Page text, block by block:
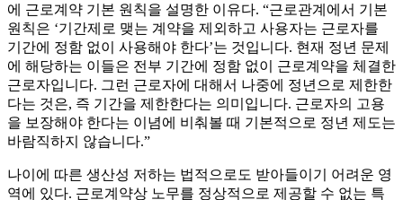
에 근로계약 기본 원칙을 설명한 이유다. “근로관계에서 기본
원칙은 ‘기간제로 맺는 계약을 제외하고 사용자는 근로자를
기간에 정함 없이 사용해야 한다’는 것입니다. 현재 정년 문제
에 해당하는 이들은 전부 기간에 정함 없이 근로계약을 체결한
근로자입니다. 그런 근로자에 대해서 나중에 정년으로 제한한
다는 것은, 즉 기간을 제한한다는 의미입니다. 근로자의 고용
을 보장해야 한다는 이념에 비춰볼 때 기본적으로 정년 제도는
바람직하지 않습니다.”
나이에 따른 생산성 저하는 법적으로도 받아들이기 어려운 영
역에 있다. 근로계약상 노무를 정상적으로 제공할 수 없는 특